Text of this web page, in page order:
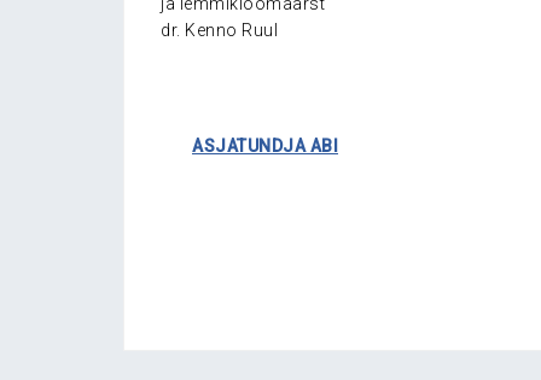
dr. Kenno Ruul
ASJATUNDJA ABI